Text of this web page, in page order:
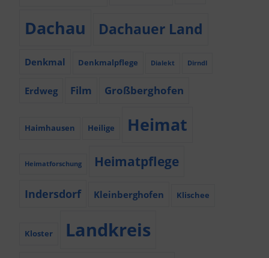
Dachau Dachauer Land
Denkmal Denkmalpflege Dialekt Dirndl
Erdweg Film Großberghofen
Haimhausen Heilige Heimat
Heimatforschung Heimatpflege
Indersdorf Kleinberghofen Klischee
Kloster Landkreis